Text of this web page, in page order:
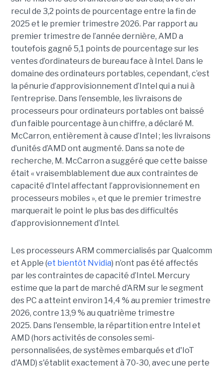
recul de 3,2 points de pourcentage entre la fin de
2025 et le premier trimestre 2026. Par rapport au
premier trimestre de l’année dernière, AMD a
toutefois gagné 5,1 points de pourcentage sur les
ventes d’ordinateurs de bureau face à Intel. Dans le
domaine des ordinateurs portables, cependant, c’est
la pénurie d’approvisionnement d’Intel qui a nui à
l’entreprise. Dans l’ensemble, les livraisons de
processeurs pour ordinateurs portables ont baissé
d’un faible pourcentage à un chiffre, a déclaré M.
McCarron, entièrement à cause d’Intel ; les livraisons
d’unités d’AMD ont augmenté. Dans sa note de
recherche, M. McCarron a suggéré que cette baisse
était « vraisemblablement due aux contraintes de
capacité d’Intel affectant l’approvisionnement en
processeurs mobiles », et que le premier trimestre
marquerait le point le plus bas des difficultés
d’approvisionnement d’Intel.
Les processeurs ARM commercialisés par Qualcomm
et Apple (et bientôt Nvidia) n’ont pas été affectés
par les contraintes de capacité d’Intel. Mercury
estime que la part de marché d’ARM sur le segment
des PC a atteint environ 14,4 % au premier trimestre
2026, contre 13,9 % au quatrième trimestre
2025. Dans l'ensemble, la répartition entre Intel et
AMD (hors activités de consoles semi-
personnalisées, de systèmes embarqués et d'IoT
d'AMD) s'établit exactement à 70-30, avec une perte